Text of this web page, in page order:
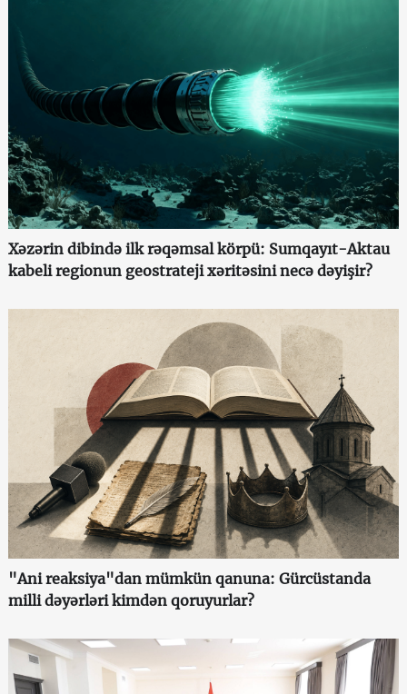
Xəzərin dibində ilk rəqəmsal körpü: Sumqayıt-Aktau
kabeli regionun geostrateji xəritəsini necə dəyişir?
"Ani reaksiya"dan mümkün qanuna: Gürcüstanda
milli dəyərləri kimdən qoruyurlar?